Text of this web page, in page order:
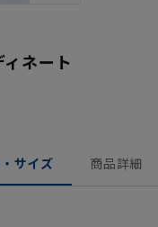
ネート
サイズ 商品詳細